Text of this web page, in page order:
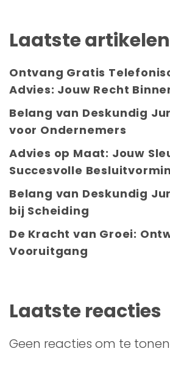
Laatste artikelen
Ontvang Gratis
Advies: Jouw Recht
Belang van Deskundig
voor Ondernemers
Advies op Maat: Jouw
Succesvolle
Belang van Deskundig
bij Scheiding
De Kracht van Groei:
Vooruitgang
Laatste reacties
Geen reacties om te